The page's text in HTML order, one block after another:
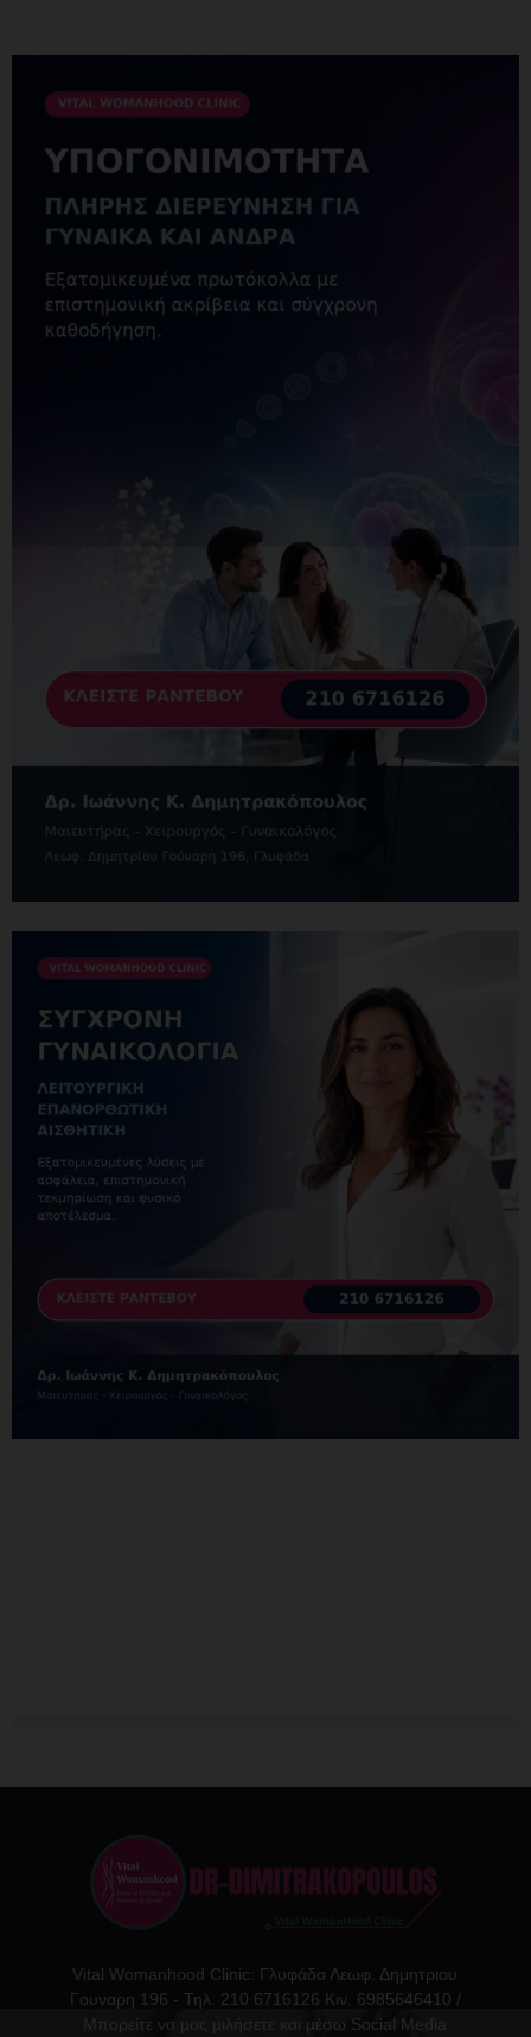
Vital Womanhood Clinic: Γλυφάδα Λεωφ. Δημητριου
Γουναρη 196 - Τηλ. 210 6716126 Κιν. 6985646410 /
Μπορείτε να μας μιλήσετε και μέσω Social Media